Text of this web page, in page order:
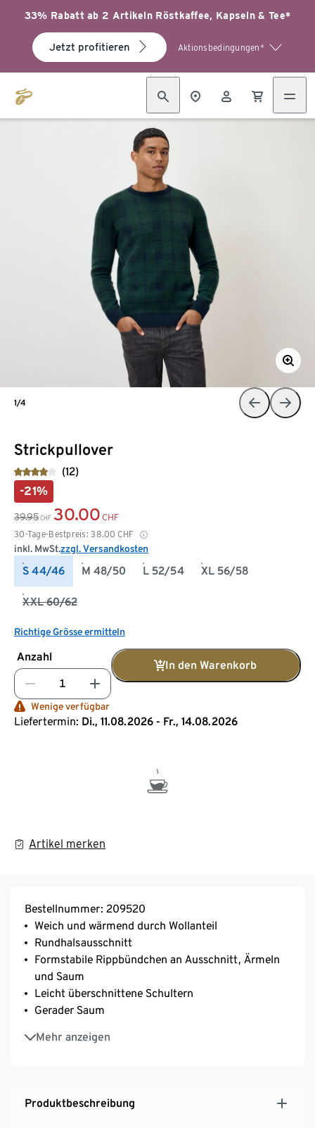
33% Rabatt ab 2 Artikeln Röstkaffee, Kapseln & Tee*
Jetzt profitieren Aktionsbedingungen*
Strickpullover
(12)
-21%
39.95 CHF 30.00 CHF
30-Tage-Bestpreis: 38.00 CHF
inkl. MwSt.zzgl. Versandkosten
S 44/46 M 48/50 L 52/54 XL 56/58
XXL 60/62
Richtige Grösse ermitteln
Anzahl
In den Warenkorb
Wenige verfügbar
Liefertermin: Di., 11.08.2026 - Fr., 14.08.2026
Artikel merken
1/4
Bestellnummer: 209520
Weich und wärmend durch Wollanteil
Rundhalsausschnitt
Formstabile Rippbündchen an Ausschnitt, Ärmeln
und Saum
Leicht überschnittene Schultern
Gerader Saum
Mehr anzeigen
Dieses Produkt beinhaltet 6% RWS-zertifizierte
Wolle, zertifiziert durch CU 809415
Produktbeschreibung